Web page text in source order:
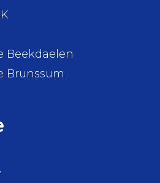
Beekdaelen
Brunssum